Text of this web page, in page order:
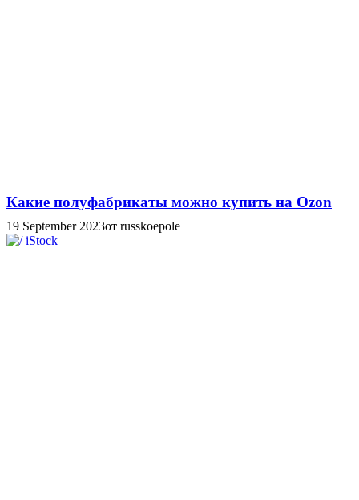
Какие полуфабрикаты можно купить на Ozon
19 September 2023от russkoepole